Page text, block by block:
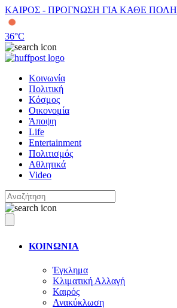
ΚΑΙΡΟΣ - ΠΡΟΓΝΩΣΗ ΓΙΑ ΚΑΘΕ ΠΟΛΗ
36°C
Κοινωνία
Πολιτική
Κόσμος
Οικονομία
Άποψη
Life
Entertainment
Πολιτισμός
Αθλητικά
Video
ΚΟΙΝΩΝΙΑ
Έγκλημα
Κλιματική Αλλαγή
Καιρός
Ανακύκλωση